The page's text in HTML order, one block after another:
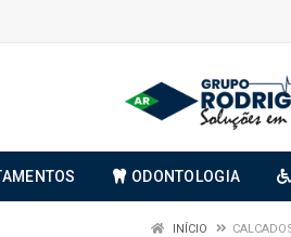
ODONTOLOGIA
INÍCIO